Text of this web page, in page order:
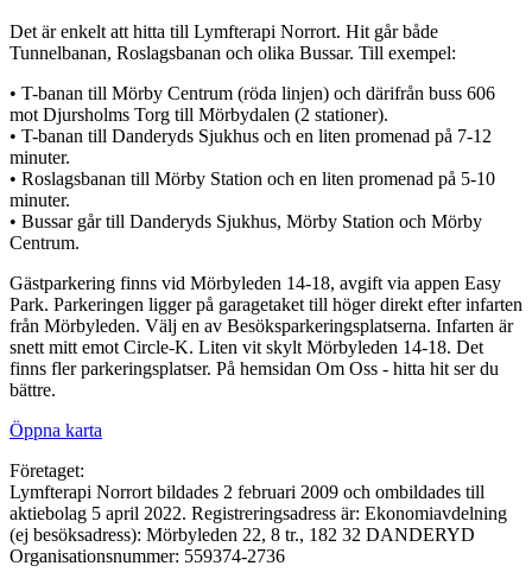
Det är enkelt att hitta till Lymfterapi Norrort. Hit går både
Tunnelbanan, Roslagsbanan och olika Bussar. Till exempel:
• T-banan till Mörby Centrum (röda linjen) och därifrån buss 606
mot Djursholms Torg till Mörbydalen (2 stationer).
• T-banan till Danderyds Sjukhus och en liten promenad på 7-12
minuter.
• Roslagsbanan till Mörby Station och en liten promenad på 5-10
minuter.
• Bussar går till Danderyds Sjukhus, Mörby Station och Mörby
Centrum.
Gästparkering finns vid Mörbyleden 14-18, avgift via appen Easy
Park. Parkeringen ligger på garagetaket till höger direkt efter infarten
från Mörbyleden. Välj en av Besöksparkeringsplatserna. Infarten är
snett mitt emot Circle-K. Liten vit skylt Mörbyleden 14-18. Det
finns fler parkeringsplatser. På hemsidan Om Oss - hitta hit ser du
bättre.
Öppna karta
Företaget:
Lymfterapi Norrort bildades 2 februari 2009 och ombildades till
aktiebolag 5 april 2022. Registreringsadress är: Ekonomiavdelning
(ej besöksadress): Mörbyleden 22, 8 tr., 182 32 DANDERYD
Organisationsnummer: 559374-2736